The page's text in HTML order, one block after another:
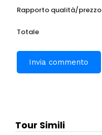
Rapporto qualità/prezzo
Totale
Tour Simili